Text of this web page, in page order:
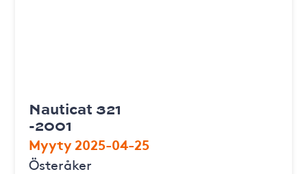
Nauticat 321
-2001
Myyty 2025-04-25
Österåker